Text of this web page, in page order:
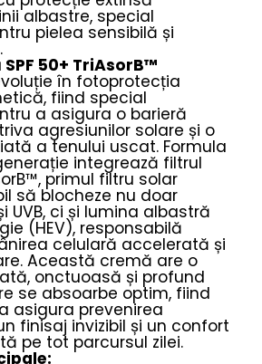
albastre, special
pielea sensibilă și
50+ TriAsorB™
în fotoprotecția
fiind special
a asigura o barieră
agresiunilor solare și o
a tenului uscat. Formula
integrează filtrul
primul filtru solar
să blocheze nu doar
UVB, ci și lumina albastră
(HEV), responsabilă
celulară accelerată și
Această cremă are o
onctuoasă și profund
se absoarbe optim, fiind
asigura prevenirea
finisaj invizibil și un confort
pe tot parcursul zilei.